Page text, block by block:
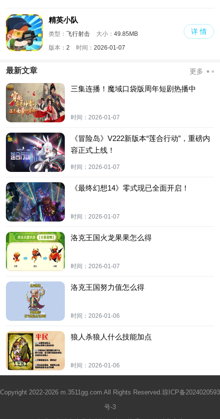
精英小队
类型： 飞行射击 大小： 49.85MB
版本： 2 时间： 2026-01-07
详 情
最新文章 更多
三集连播！魔域口袋版周年短剧热播中
时间： 2026-01-07
《冒险岛》V222新版本“莲合行动”，重磅内
容正式上线！
时间： 2026-01-07
《最终幻想14》零式现已全面开启！
时间： 2026-01-07
洛克王国火龙果果怎么得
时间： 2026-01-07
洛克王国努力值怎么得
时间： 2026-01-06
狼人杀狼人什么技能加点
时间： 2026-01-06
Copyright 2022-2026 m.3511gg.com All Rights Reserved. 琼ICP备2024020593
号-3